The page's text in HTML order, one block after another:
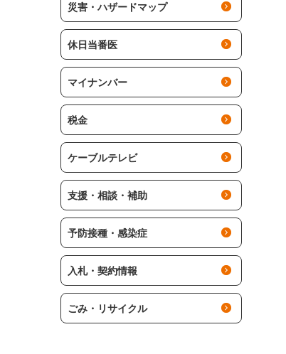
災害・ハザードマップ
休日当番医
マイナンバー
税金
ケーブルテレビ
支援・相談・補助
予防接種・感染症
入札・契約情報
ごみ・リサイクル